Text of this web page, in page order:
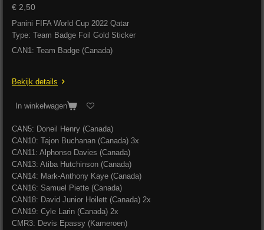
€ 2,50
Panini FIFA World Cup 2022 Qatar
Type: Team Badge Foil Gold Sticker
CAN1: Team Badge (Canada)
Bekijk details
In winkelwagen
CAN5: Doneil Henry (Canada)
CAN10: Tajon Buchanan (Canada) 3x
CAN11: Alphonso Davies (Canada)
CAN13: Atiba Hutchinson (Canada)
CAN14: Mark-Anthony Kaye (Canada)
CAN16: Samuel Piette (Canada)
CAN18: David Junior Hoilett (Canada) 2x
CAN19: Cyle Larin (Canada) 2x
CMR3: Devis Epassy (Kameroen)